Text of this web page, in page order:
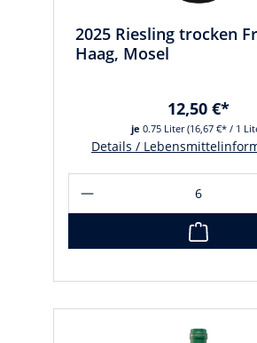
2025 Riesling trocken
Haag, Mosel
je 0.75 Liter(16,67 €* / 1
12,50 €*
Details /